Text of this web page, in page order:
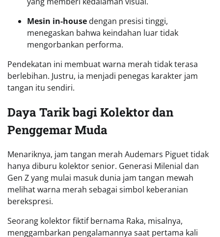
Mesin in-house dengan presisi tinggi,
menegaskan bahwa keindahan luar tidak
mengorbankan performa.
Pendekatan ini membuat warna merah tidak terasa
berlebihan. Justru, ia menjadi penegas karakter jam
tangan itu sendiri.
Daya Tarik bagi Kolektor dan
Penggemar Muda
Menariknya, jam tangan merah Audemars Piguet tidak
hanya diburu kolektor senior. Generasi Milenial dan
Gen Z yang mulai masuk dunia jam tangan mewah
melihat warna merah sebagai simbol keberanian
berekspresi.
Seorang kolektor fiktif bernama Raka, misalnya,
menggambarkan pengalamannya saat pertama kali